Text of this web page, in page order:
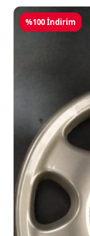
%100 İndirim